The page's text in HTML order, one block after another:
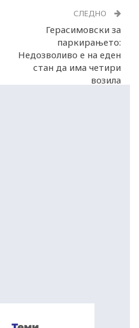
СЛЕДНО
Герасимовски за
паркирањето:
Недозволиво е на еден
стан да има четири
возила